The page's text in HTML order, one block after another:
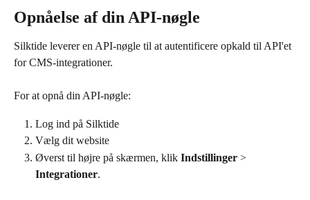
Opnåelse af din API-nøgle
Silktide leverer en API-nøgle til at autentificere opkald til API'et
for CMS-integrationer.
For at opnå din API-nøgle:
Log ind på Silktide
Vælg dit website
Øverst til højre på skærmen, klik Indstillinger >
Integrationer.